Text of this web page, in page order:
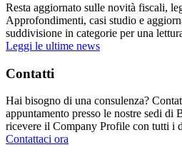
Resta aggiornato sulle novità fiscali,
Approfondimenti, casi studio e
suddivisione in categorie per una
Leggi le ultime news
Contatti
Hai bisogno di una consulenza?
appuntamento presso le nostre sedi
ricevere il Company Profile con tutti i
Contattaci ora